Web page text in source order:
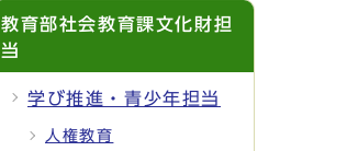
教育部社会教育課文化財担
当
学び推進・青少年担当
人権教育